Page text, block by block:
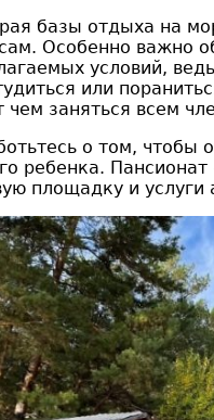
базы отдыха на
Особенно важно
условий,
или
чем заняться всем
о том, чтобы
ребенка.
площадку и услуги